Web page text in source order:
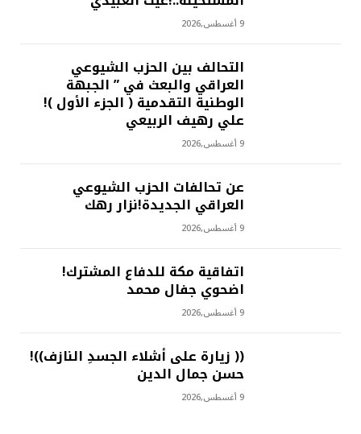
9 أغسطس,2026
التحالف بين الحزب الشيوعي
العراقي والبعث في ” الجبهة
الوطنية التقدمية ( الجزء الأول )!
علي رهيف الربيعي
9 أغسطس,2026
عن تحالفات الحزب الشيوعي
العراقي الجديدة!نزار رهك
9 أغسطس,2026
اتفاقية مكة للدفاع المشترك!
اضحوي جفال محمد
9 أغسطس,2026
(( زيارة على أشلاء الجسدِ النازف))!
حسن جمال الدين
9 أغسطس,2026